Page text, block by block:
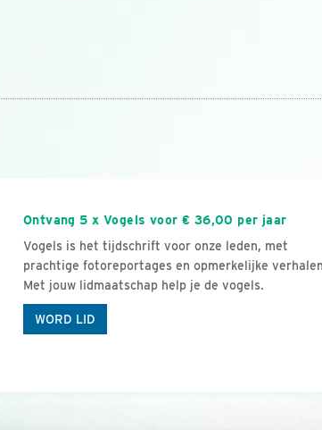
Ontvang 5 x Vogels voor € 36,00 per jaar
Vogels is het tijdschrift voor onze leden, met
prachtige fotoreportages en opmerkelijke
Met jouw lidmaatschap help je de vogels.
WORD LID